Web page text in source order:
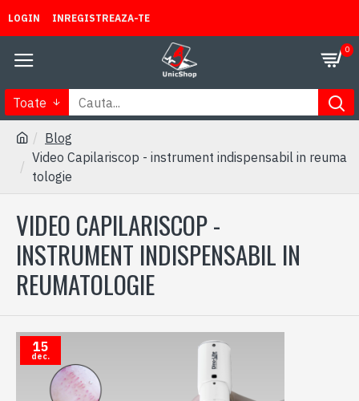
LOGIN INREGISTREAZA-TE
0
Toate
Blog
Video Capilariscop - instrument indispensabil in reuma
tologie
VIDEO CAPILARISCOP -
INSTRUMENT INDISPENSABIL IN
REUMATOLOGIE
15
dec.